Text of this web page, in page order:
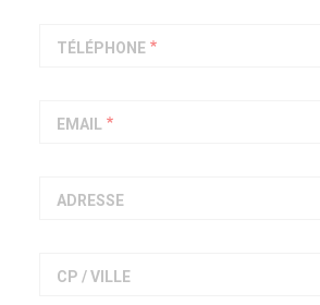
TÉLÉPHONE
EMAIL
ADRESSE
CP / VILLE